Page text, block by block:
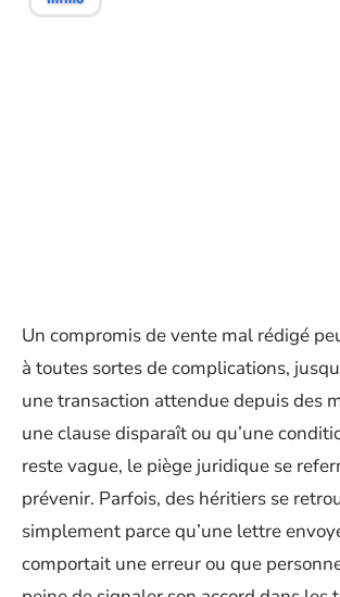
Un compromis de vente mal rédigé
à toutes sortes de complications,
une transaction attendue depuis des
une clause disparaît ou qu’une
reste vague, le piège juridique se
prévenir. Parfois, des héritiers se
simplement parce qu’une lettre
comportait une erreur ou que